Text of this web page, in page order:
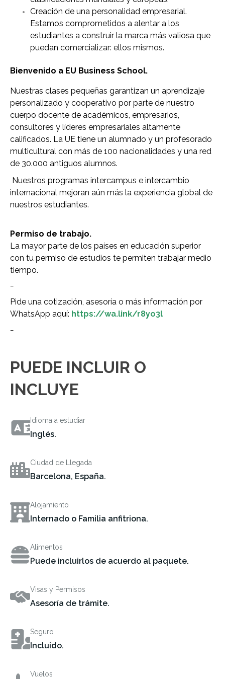
Creación de una personalidad empresarial.
Estamos comprometidos a alentar a los
estudiantes a construir la marca más valiosa que
puedan comercializar: ellos mismos.
Bienvenido a EU Business School.
Nuestras clases pequeñas garantizan un aprendizaje
personalizado y cooperativo por parte de nuestro
cuerpo docente de académicos, empresarios,
consultores y líderes empresariales altamente
calificados. La UE tiene un alumnado y un profesorado
multicultural con más de 100 nacionalidades y una red
de 30.000 antiguos alumnos.
Nuestros programas intercampus e intercambio
internacional mejoran aún más la experiencia global de
nuestros estudiantes.
Permiso de trabajo.
La mayor parte de los países en educación superior
con tu permiso de estudios te permiten trabajar medio
tiempo.
–
Pide una cotización, asesoría o más información por
WhatsApp aquí: https://wa.link/r8yo3l
–
PUEDE INCLUIR O
INCLUYE
Idioma a estudiar
Inglés.
Ciudad de Llegada
Barcelona, España.
Alojamiento
Internado o Familia anfitriona.
Alimentos
Puede incluirlos de acuerdo al paquete.
Visas y Permisos
Asesoría de trámite.
Seguro
Incluido.
Vuelos